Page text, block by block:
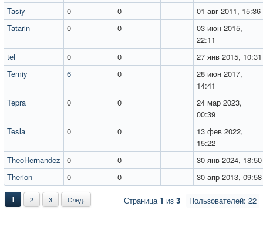
Tasiy
0 0
01 авг 2011, 15:36
Tatarin
0 0
03 июн 2015,
22:11
tel
0 0
27 янв 2015, 10:31
Temiy
6 0
28 июн 2017,
14:41
Tepra
0 0
24 мар 2023,
00:39
Tesla
0 0
13 фев 2022,
15:22
TheoHernandez
0 0
30 янв 2024, 18:50
Therion
0 0 30 апр 2013, 09:58
Пользователей: 22
1 2 3 След. Страница1 из 3